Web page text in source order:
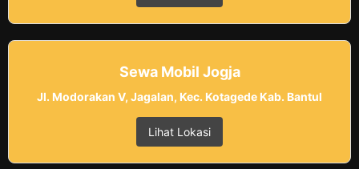
Sewa Mobil Jogja
Jl. Modorakan V, Jagalan, Kec. Kotagede Kab. Bantul
Lihat Lokasi